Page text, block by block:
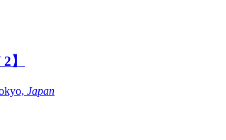
】
Japan